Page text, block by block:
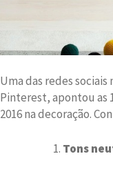
Uma das redes
Pinterest, apontou as
2016 na decoração.
Tons